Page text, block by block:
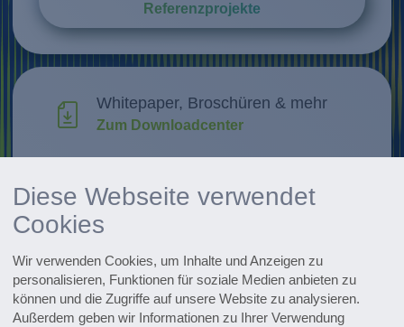
Diese Webseite verwendet
Cookies
Wir verwenden Cookies, um Inhalte und Anzeigen zu
personalisieren, Funktionen für soziale Medien anbieten zu
können und die Zugriffe auf unsere Website zu analysieren.
Außerdem geben wir Informationen zu Ihrer Verwendung
Referenzprojekte
Whitepaper, Broschüren & mehr
Zum Downloadcenter
Innovationen entdecken
Zu den Terminen
Zum Pharmaceutical Newsletter